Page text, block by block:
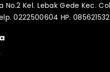
No.2 Kel. Lebak Gede Kec.
0222500604 HP.